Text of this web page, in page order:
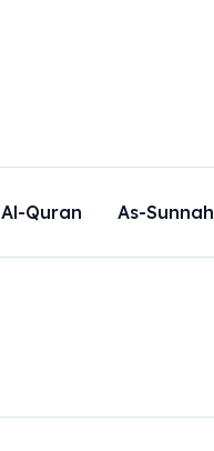
Al-Quran As-Sunnah